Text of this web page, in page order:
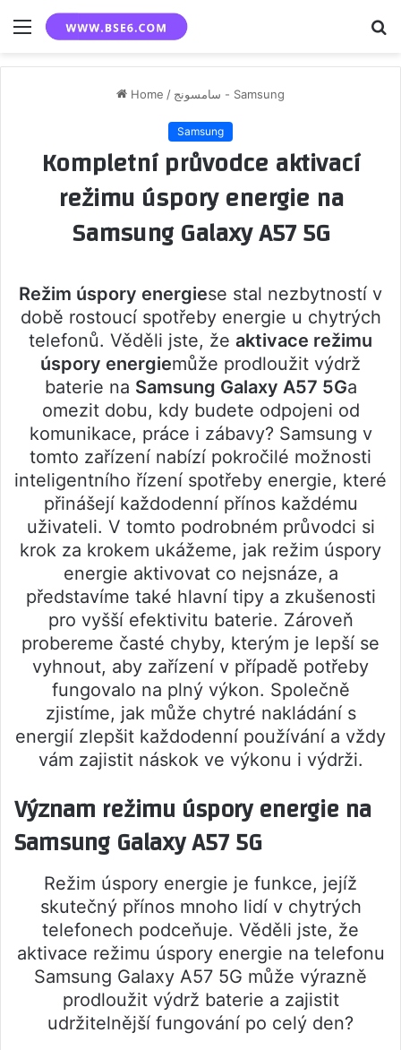
Menu
Home / سامسونج - Samsung
Samsung
Kompletní průvodce aktivací
režimu úspory energie na
Samsung Galaxy A57 5G
Režim úspory energiese stal nezbytností v
době rostoucí spotřeby energie u chytrých
telefonů. Věděli jste, že aktivace režimu
úspory energiemůže prodloužit výdrž
baterie na Samsung Galaxy A57 5Ga
omezit dobu, kdy budete odpojeni od
komunikace, práce i zábavy? Samsung v
tomto zařízení nabízí pokročilé možnosti
inteligentního řízení spotřeby energie, které
přinášejí každodenní přínos každému
uživateli. V tomto podrobném průvodci si
krok za krokem ukážeme, jak režim úspory
energie aktivovat co nejsnáze, a
představíme také hlavní tipy a zkušenosti
pro vyšší efektivitu baterie. Zároveň
probereme časté chyby, kterým je lepší se
vyhnout, aby zařízení v případě potřeby
fungovalo na plný výkon. Společně
zjistíme, jak může chytré nakládání s
energií zlepšit každodenní používání a vždy
vám zajistit náskok ve výkonu i výdrži.
Význam režimu úspory energie na
Samsung Galaxy A57 5G
Režim úspory energie je funkce, jejíž
skutečný přínos mnoho lidí v chytrých
telefonech podceňuje. Věděli jste, že
aktivace režimu úspory energie na telefonu
Samsung Galaxy A57 5G může výrazně
prodloužit výdrž baterie a zajistit
udržitelnější fungování po celý den?